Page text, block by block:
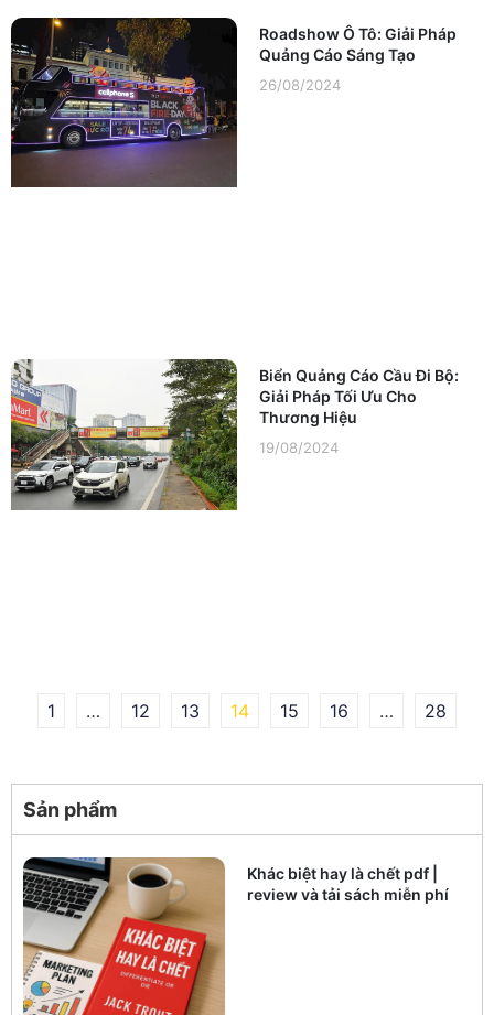
Roadshow Ô Tô: Giải Pháp
Quảng Cáo Sáng Tạo
26/08/2024
Biển Quảng Cáo Cầu Đi Bộ:
Giải Pháp Tối Ưu Cho
Thương Hiệu
19/08/2024
1 … 12 13 14 15 16 … 28
Sản phẩm
Khác biệt hay là chết pdf |
review và tải sách miễn phí